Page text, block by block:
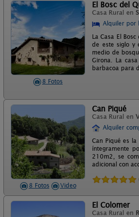
8 Fotos
El Bosc del
Casa Rural en
Alquiler por
La Casa El
de este siglo y
medio de
Girona. La
barbacoa para
8 Fotos Video
Can Piqué
Casa Rural en
Alquiler
Can Piqué es
íntegramente
210m2, se
adicional con
El Colomer
Casa Rural en